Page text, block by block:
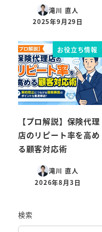
滝川 直人
投稿日
2025年9月29日
お役立ち情報
【プロ解説】保険代理
店のリピート率を高め
る顧客対応術
滝川 直人
投稿日
2026年8月3日
検索